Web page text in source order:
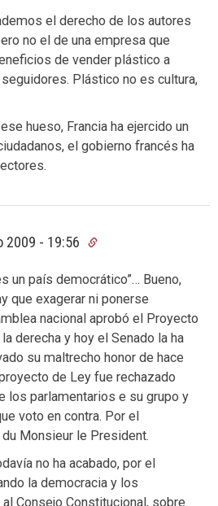
el derecho de los autores
no el de una empresa que
de vender plástico a
Plástico no es cultura,
hueso, Francia ha ejercido un
el gobierno francés ha
2009 - 19:56
un país democrático”… Bueno,
que exagerar ni ponerse
nacional aprobó el Proyecto
derecha y hoy el Senado la ha
su maltrecho honor de hace
de Ley fue rechazado
los parlamentarios e su grupo y
voto en contra. Por el
du Monsieur le President.
no ha acabado, por el
la democracia y los
Consejo Constitucional, sobre